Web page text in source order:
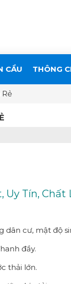
CẦU THÔNG
Uy Tín, Chất
cư, mật độ
đầy.
thải lớn.